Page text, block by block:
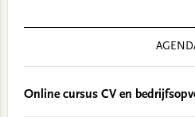
Online cursus CV en